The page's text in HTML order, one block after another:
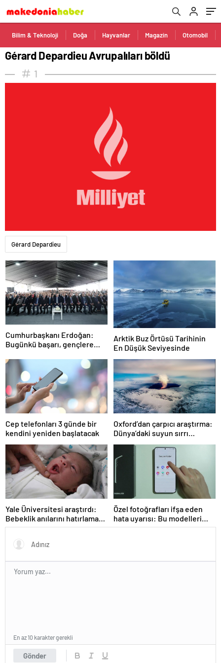
Bilim & Teknoloji Doğa Hayvanlar Magazin Otomobil
Gérard Depardieu Avrupalıları böldü
1
Gérard Depardieu
Cumhurbaşkanı Erdoğan:
Bugünkü başarı, gençlere
zihniyete indirilmiş ağır bir
darbedir
Arktik Buz Örtüsü Tarihinin
En Düşük Seviyesinde
Cep telefonları 3 günde bir
kendini yeniden başlatacak
Oxford’dan çarpıcı araştırma:
Dünya’daki suyun sırrı
çözüldü
Yale Üniversitesi araştırdı:
Bebeklik anılarını hatırlamak
mümkün mü? Sonuçlar
Özel fotoğrafları ifşa eden
hata uyarısı: Bu modelleri
kullanıyorsanız dikkat
Gönder
En az 10 karakter gerekli